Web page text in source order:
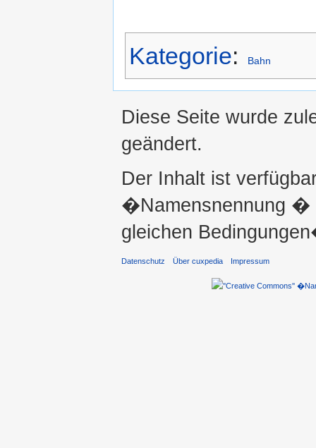
Kategorie: Bahn
Diese Seite wurde
geändert.
Der Inhalt ist
�Namensnennung �
gleichen
Datenschutz Über cuxpedia Impressum